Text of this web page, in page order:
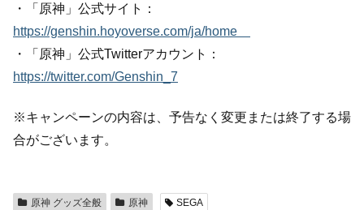
・「原神」公式サイト：
https://genshin.hoyoverse.com/ja/home
・「原神」公式Twitterアカウント：
https://twitter.com/Genshin_7
※キャンペーンの内容は、予告なく変更または終了する場
合がございます。
原神 グッズ全般 原神 SEGA